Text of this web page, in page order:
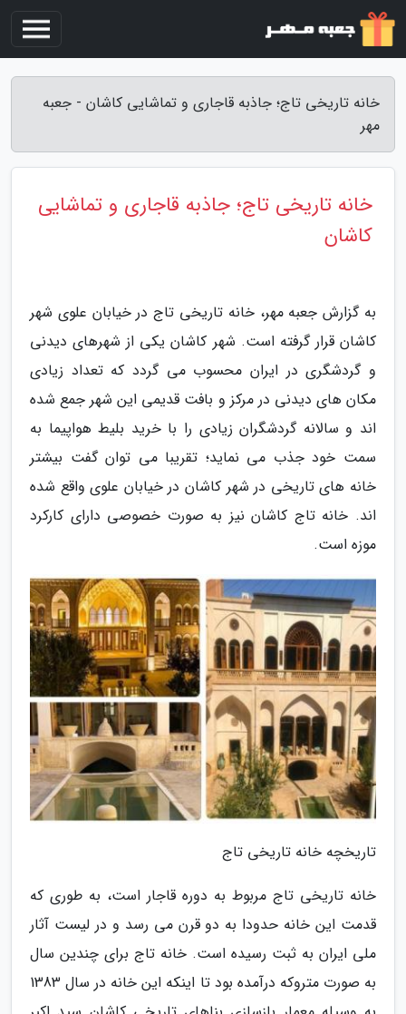
خانه تاریخی تاج؛ جاذبه قاجاری و تماشایی کاشان - جعبه
مهر
خانه تاریخی تاج؛ جاذبه قاجاری و تماشایی
کاشان
به گزارش جعبه مهر، خانه تاریخی تاج در خیابان علوی شهر
کاشان قرار گرفته است. شهر کاشان یکی از شهرهای دیدنی
و گردشگری در ایران محسوب می گردد که تعداد زیادی
مکان های دیدنی در مرکز و بافت قدیمی این شهر جمع شده
اند و سالانه گردشگران زیادی را با خرید بلیط هواپیما به
سمت خود جذب می نماید؛ تقریبا می توان گفت بیشتر
خانه های تاریخی در شهر کاشان در خیابان علوی واقع شده
اند. خانه تاج کاشان نیز به صورت خصوصی دارای کارکرد
موزه است.
تاریخچه خانه تاریخی تاج
خانه تاریخی تاج مربوط به دوره قاجار است، به طوری که
قدمت این خانه حدودا به دو قرن می رسد و در لیست آثار
ملی ایران به ثبت رسیده است. خانه تاج برای چندین سال
به صورت متروکه درآمده بود تا اینکه این خانه در سال 1383